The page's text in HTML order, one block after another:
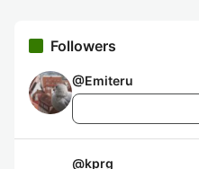
Followers
@Emiteru
@kprg